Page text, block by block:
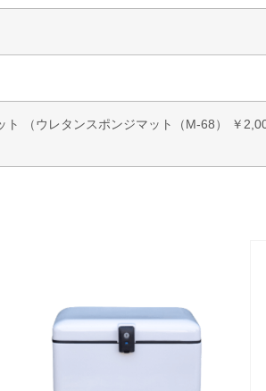
ト （ウレタンスポンジマット（M-68） ￥